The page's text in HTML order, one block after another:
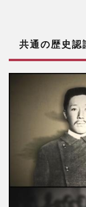
共通の歴史認